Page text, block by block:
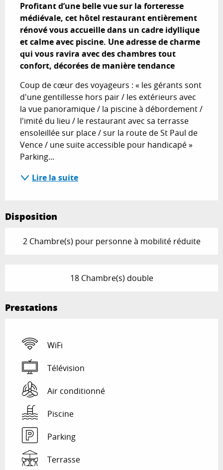
Profitant d’une belle vue sur la forteresse
médiévale, cet hôtel restaurant entièrement
rénové vous accueille dans un cadre idyllique
et calme avec piscine. Une adresse de charme
qui vous ravira avec des chambres tout
confort, décorées de manière tendance
Coup de cœur des voyageurs : « les gérants sont
d'une gentillesse hors pair / les extérieurs avec
la vue panoramique / la piscine à débordement /
l'imité du lieu / le restaurant avec sa terrasse
ensoleillée sur place / sur la route de St Paul de
Vence / une suite accessible pour handicapé »
Parking...
Lire la suite
Disposition
2 Chambre(s) pour personne à mobilité réduite
18 Chambre(s) double
Prestations
WiFi
Télévision
Air conditionné
Piscine
Parking
Terrasse